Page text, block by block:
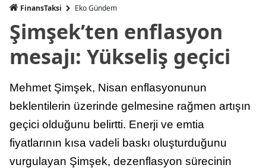
FinansTaksi Eko Gündem
Şimşek’ten enflasyon
mesajı: Yükseliş geçici
Mehmet Şimşek, Nisan enflasyonunun
beklentilerin üzerinde gelmesine rağmen artışın
geçici olduğunu belirtti. Enerji ve emtia
fiyatlarının kısa vadeli baskı oluşturduğunu
vurgulayan Şimşek, dezenflasyon sürecinin